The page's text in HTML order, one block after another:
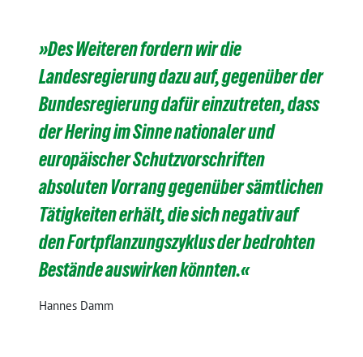
»Des Weiteren fordern wir die
Landesregierung dazu auf, gegenüber der
Bundesregierung dafür einzutreten, dass
der Hering im Sinne nationaler und
europäischer Schutzvorschriften
absoluten Vorrang gegenüber sämtlichen
Tätigkeiten erhält, die sich negativ auf
den Fortpflanzungszyklus der bedrohten
Bestände auswirken könnten.«
Hannes Damm